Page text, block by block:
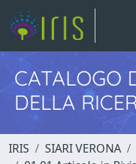
CATALOGO
DELLA
IRIS SIARI VERONA